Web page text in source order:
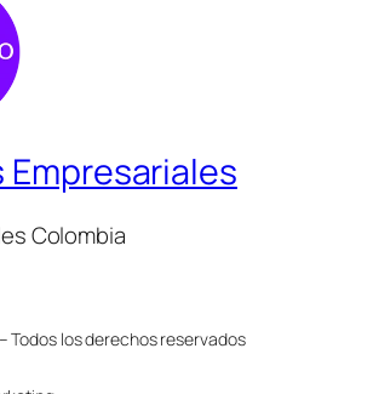
Empresariales
Colombia
Todos los derechos reservados